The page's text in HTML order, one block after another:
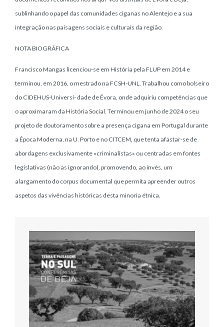
sublinhando o papel das comunidades ciganas no Alentejo e a sua
integração nas paisagens sociais e culturais da região.
NOTA BIOGRÁFICA
Francisco Mangas licenciou-se em História pela FLUP em 2014 e
terminou, em 2016, o mestrado na FCSH-UNL. Trabalhou como bolseiro
do CIDEHUS-Universi- dade de Évora, onde adquiriu competências que
o aproximaram da História Social. Terminou em junho de 2024 o seu
projeto de doutoramento sobre a presença cigana em Portugal durante
a Época Moderna, na U. Porto e no CITCEM, que tenta afastar-se de
abordagens exclusivamente «criminalistas» ou centradas em fontes
legislativas (não as ignorando), promovendo, ao invés, um
alargamento do corpus documental que permita apreender outros
aspetos das vivências históricas desta minoria étnica.